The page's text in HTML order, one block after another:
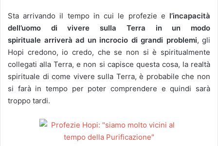
Sta arrivando il tempo in cui le profezie e l’incapacità
dell’uomo di vivere sulla Terra in un modo
spirituale arriverà ad un incrocio di grandi problemi, gli
Hopi credono, io credo, che se non si è spiritualmente
collegati alla Terra, e non si capisce questa cosa, la realtà
spirituale di come vivere sulla Terra, è probabile che non
si farà in tempo per poter comprendere e quindi sarà
troppo tardi.